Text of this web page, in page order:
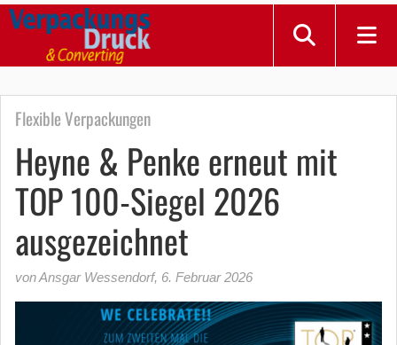
Flexible Verpackungen
Heyne & Penke erneut mit
TOP 100-Siegel 2026
ausgezeichnet
von Ansgar Wessendorf, 6. Februar 2026